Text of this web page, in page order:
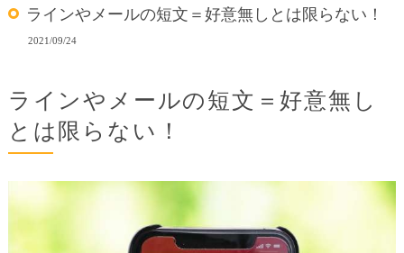
ラインやメールの短文＝好意無しとは限らない！
2021/09/24
ラインやメールの短文＝好意無し
とは限らない！